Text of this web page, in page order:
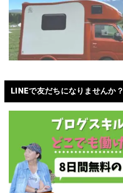
LINEで友だちになりませんか？